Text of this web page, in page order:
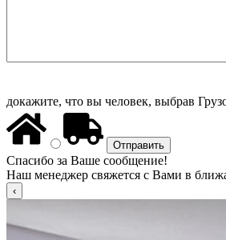
докажите, что вы человек, выбрав
Спасибо за Ваше сообщение!
Наш менеджер свяжется с Вами в